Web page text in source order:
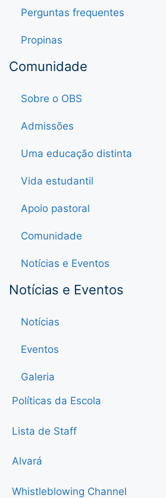
Perguntas frequentes
Propinas
Comunidade
Sobre o OBS
Admissões
Uma educação distinta
Vida estudantil
Apoio pastoral
Comunidade
Notícias e Eventos
Notícias e Eventos
Notícias
Eventos
Galeria
Políticas da Escola
Lista de Staff
Alvará
Whistleblowing Channel